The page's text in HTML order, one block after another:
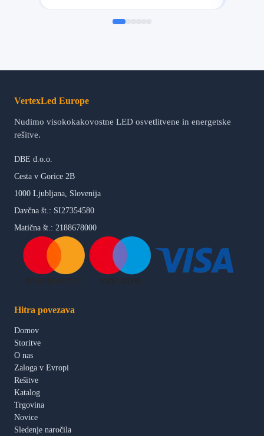
VertexLed Europe
Nudimo visokokakovostne LED osvetlitvene in energetske
rešitve.
DBE d.o.o.
Cesta v Gorice 2B
1000 Ljubljana, Slovenija
Davčna št.: SI27354580
Matična št.: 2188678000
Hitra povezava
Domov
Storitve
O nas
Zaloga v Evropi
Rešitve
Katalog
Trgovina
Novice
Sledenje naročila